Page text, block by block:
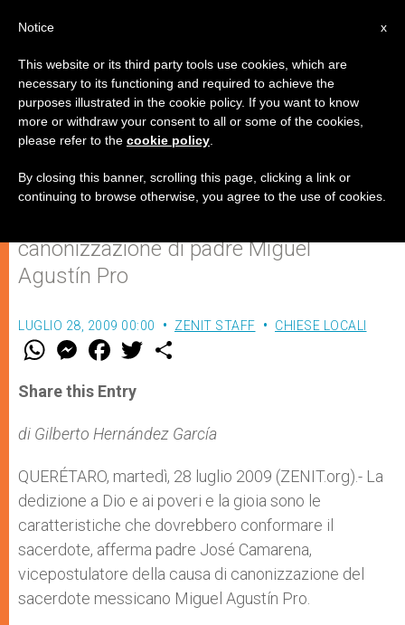
Le chiavi del sacerdozio,
dedizione e gioia
canonizzazione di padre Miguel
Agustín Pro
LUGLIO 28, 2009 00:00 ZENIT STAFF CHIESE LOCALI
W
t
s
p
p
M
e
s
e
g
e
F
a
e
b
o
k
w
r
Share this Entry
di Gilberto Hernández García
QUERÉTARO, martedì, 28 luglio 2009 (ZENIT.org).- La
dedizione a Dio e ai poveri e la gioia sono le
caratteristiche che dovrebbero conformare il
sacerdote, afferma padre José Camarena,
vicepostulatore della causa di canonizzazione del
sacerdote messicano Miguel Agustín Pro.
x
Notice
This website or its third party tools use cookies, which are
necessary to its functioning and required to achieve the
purposes illustrated in the cookie policy. If you want to know
more or withdraw your consent to all or some of the cookies,
please refer to the cookie policy
By closing this banner, scrolling this page, clicking a link or
continuing to browse otherwise, you agree to the use of cookies.